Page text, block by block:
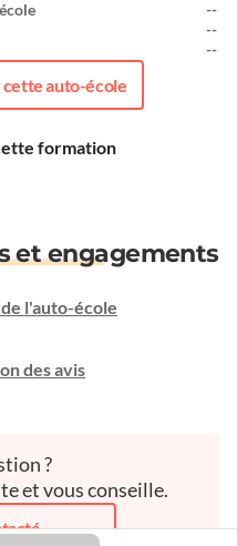
--
--
--
cette auto-école
formation
et engagements
l'auto-école
des avis
?
et vous conseille.